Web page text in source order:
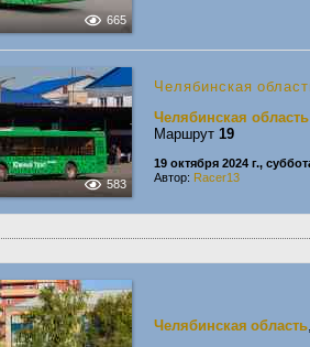
665
583
Челябинская
Челябинская область
Маршрут 19
19 октября 2024 г.,
Автор: Racer13
Челябинская область